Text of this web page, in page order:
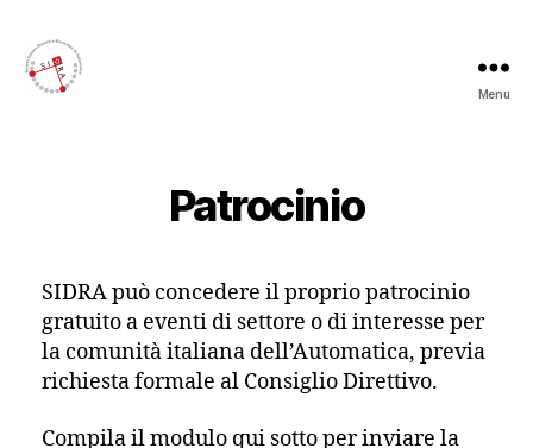
Menu
Patrocinio
SIDRA può concedere il proprio patrocinio
gratuito a eventi di settore o di interesse per
la comunità italiana dell’Automatica, previa
richiesta formale al Consiglio Direttivo.
Compila il modulo qui sotto per inviare la